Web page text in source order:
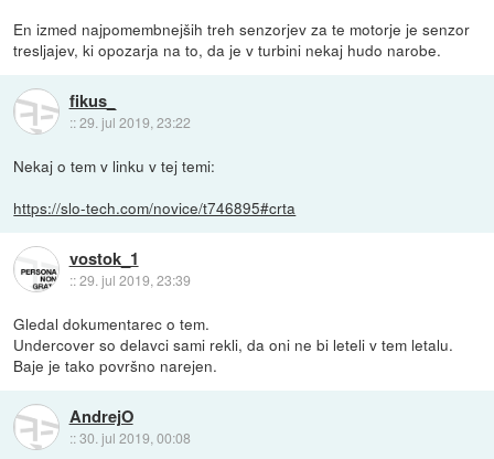
En izmed najpomembnejših treh senzorjev za te motorje je senzor
tresljajev, ki opozarja na to, da je v turbini nekaj hudo narobe.
fikus_
::29. jul 2019, 23:22
Nekaj o tem v linku v tej temi:
https://slo-tech.com/novice/t746895#crta
vostok_1
::29. jul 2019, 23:39
Gledal dokumentarec o tem.
Undercover so delavci sami rekli, da oni ne bi leteli v tem letalu.
Baje je tako površno narejen.
AndrejO
::30. jul 2019, 00:08